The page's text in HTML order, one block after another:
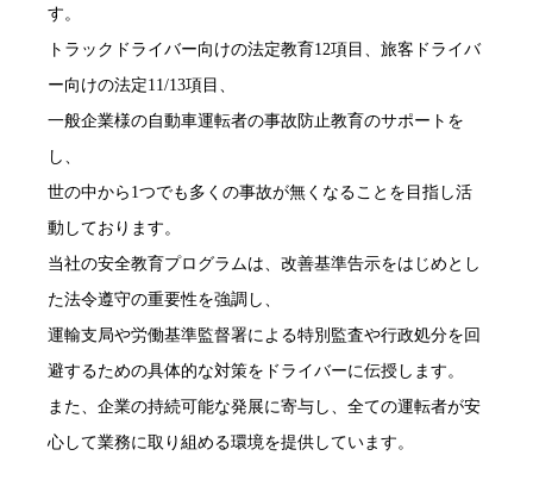
す。
トラックドライバー向けの法定教育12項目、旅客ドライバ
ー向けの法定11/13項目、
一般企業様の自動車運転者の事故防止教育のサポートを
し、
世の中から1つでも多くの事故が無くなることを目指し活
動しております。
当社の安全教育プログラムは、改善基準告示をはじめとし
た法令遵守の重要性を強調し、
運輸支局や労働基準監督署による特別監査や行政処分を回
避するための具体的な対策をドライバーに伝授します。
また、企業の持続可能な発展に寄与し、全ての運転者が安
心して業務に取り組める環境を提供しています。